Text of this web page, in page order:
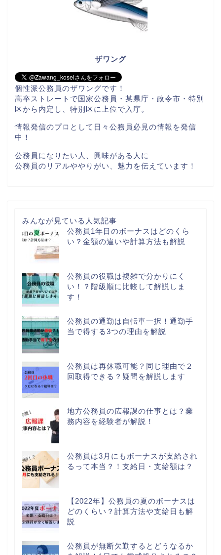
ザワング
個性派公務員のザワングです！
高卒ストレートで国家公務員・某県庁・政令市・特別
区から内定し、特別区に上位で入庁。
情報発信のプロとして日々公務員必見の情報を発信
中！
公務員になりたい人、興味がある人に
公務員のリアルややりがい、魅力を伝えています！
みんなが見ている人気記事
公務員1年目のボーナスはどのくら
い？金額の違いや計算方法も解説
公務員の役職は複雑で分かりにく
い！？階級順に比較して解説しま
す！
公務員の通勤は自転車一択！通勤手
当で得する3つの理由を解説
公務員は再休職可能？同じ理由で２
回取得できる？疑問を解説します
地方公務員の広報課の仕事とは？業
務内容を経験者が解説！
公務員は3月にもボーナスが支給され
るって本当？！支給日・支給額は？
【2022年】公務員の夏のボーナスは
どのくらい？計算方法や支給日も解
説
公務員が無断欠勤するとどうなるか